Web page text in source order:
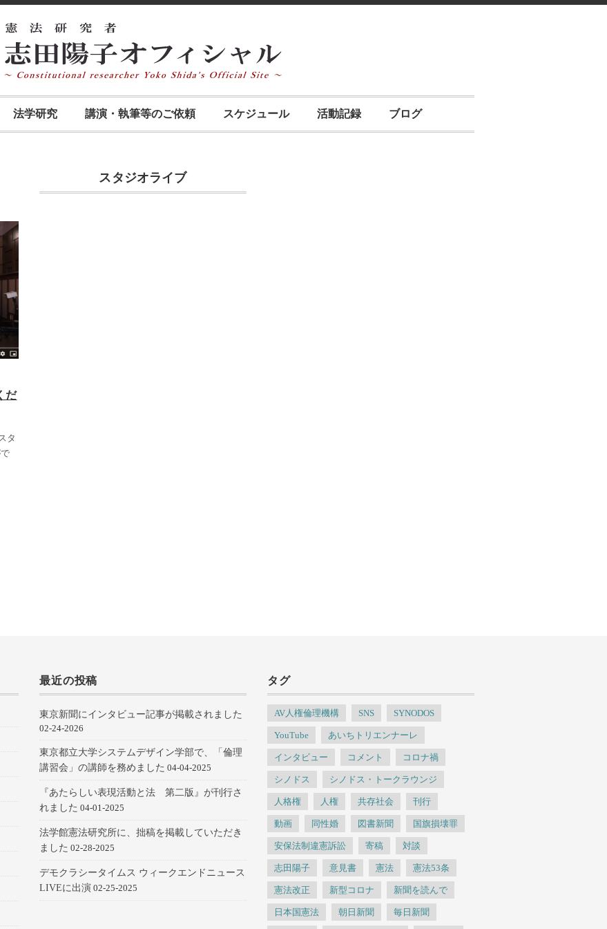
法学研究 講演・執筆等のご依頼 スケジュール 活動記録 ブログ
スタジオライブ
だ
タ
最近の投稿
東京新聞にインタビュー記事が掲載されました
02-24-2026
東京都立大学システムデザイン学部で、「倫理
講習会」の講師を務めました 04-04-2025
『あたらしい表現活動と法 第二版』が刊行さ
れました 04-01-2025
法学館憲法研究所に、拙稿を掲載していただき
ました 02-28-2025
デモクラシータイムス ウィークエンドニュース
LIVEに出演 02-25-2025
タグ
AV人権倫理機構 SNS SYNODOS
YouTube あいちトリエンナーレ
インタビュー コメント コロナ禍
シノドス シノドス・トークラウンジ
人格権 人権 共存社会 刊行
動画 同性婚 図書新聞 国旗損壊罪
安保法制違憲訴訟 寄稿 対談
志田陽子 意見書 憲法 憲法53条
憲法改正 新型コロナ 新聞を読んで
日本国憲法 朝日新聞 毎日新聞